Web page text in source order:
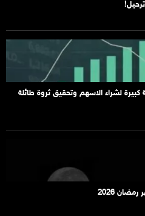
لشراء الاسهم وتحقيق ثروة طائلة
2026